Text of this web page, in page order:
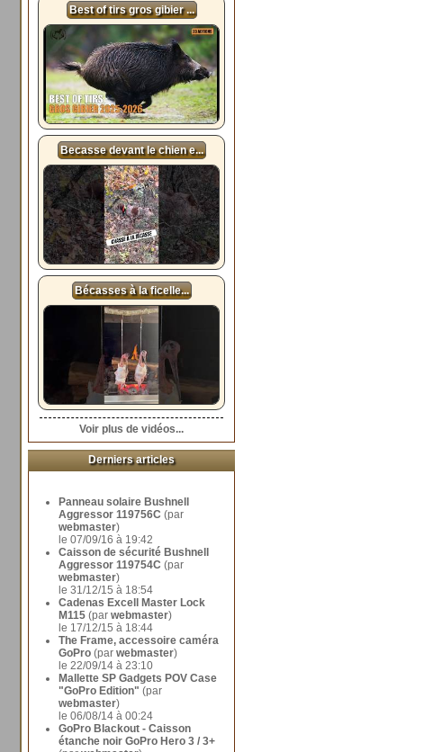
Best of tirs gros gibier ...
Becasse devant le chien e...
Bécasses à la ficelle...
Voir plus de vidéos...
Derniers articles
Panneau solaire Bushnell
Aggressor 119756C (par
webmaster)
le 07/09/16 à 19:42
Caisson de sécurité Bushnell
Aggressor 119754C (par
webmaster)
le 31/12/15 à 18:54
Cadenas Excell Master Lock
M115 (par webmaster)
le 17/12/15 à 18:44
The Frame, accessoire caméra
GoPro (par webmaster)
le 22/09/14 à 23:10
Mallette SP Gadgets POV Case
"GoPro Edition" (par
webmaster)
le 06/08/14 à 00:24
GoPro Blackout - Caisson
étanche noir GoPro Hero 3 / 3+